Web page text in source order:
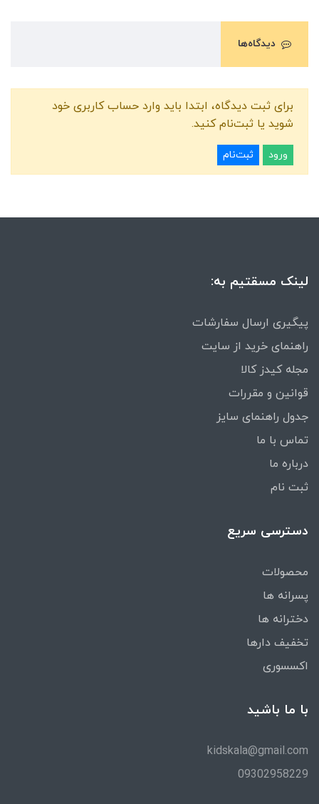
دیدگاه‌ها
برای ثبت دیدگاه، ابتدا باید وارد حساب کاربری خود
شوید یا ثبت‌نام کنید.
ورود ثبت‌نام
لینک مسقتیم به:
پیگیری ارسال سفارشات
راهنمای خرید از سایت
مجله کیدز کالا
قوانین و مقررات
جدول راهنمای سایز
تماس با ما
درباره ما
ثبت نام
دسترسی سریع
محصولات
پسرانه ها
دخترانه ها
تخفیف دارها
اکسسوری
با ما باشید
kidskala@gmail.com
09302958229